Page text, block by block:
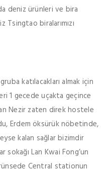
deniz ürünleri ve bira
biralarımızı
katılacakları almak için
1 gecede uçakta geçince
Nezir zaten direk hostele
Erdem öksürük nöbetinde,
kalan sağlar bizimdir
sokağı Lan Kwai Fong’un
Central stationun